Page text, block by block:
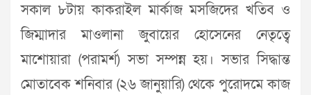
সকাল ৮টায় কাকরাইল মার্কাজ মসজিদের খতিব ও
জিম্মাদার মাওলানা জুবায়ের হোসেনের নেতৃত্বে
মাশোয়ারা (পরামর্শ) সভা সম্পন্ন হয়। সভার সিদ্ধান্ত
মোতাবেক শনিবার (২৬ জানুয়ারি) থেকে পুরোদমে কাজ